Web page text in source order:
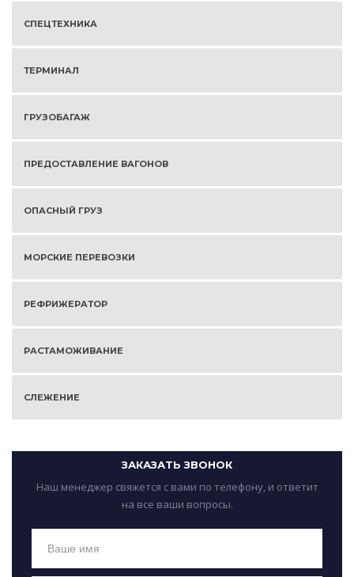
СПЕЦТЕХНИКА
ТЕРМИНАЛ
ГРУЗОБАГАЖ
ПРЕДОСТАВЛЕНИЕ ВАГОНОВ
ОПАСНЫЙ ГРУЗ
МОРСКИЕ ПЕРЕВОЗКИ
РЕФРИЖЕРАТОР
РАСТАМОЖИВАНИЕ
СЛЕЖЕНИЕ
ЗАКАЗАТЬ ЗВОНОК
Наш менеджер свяжется с вами по телефону, и ответит
на все ваши вопросы.